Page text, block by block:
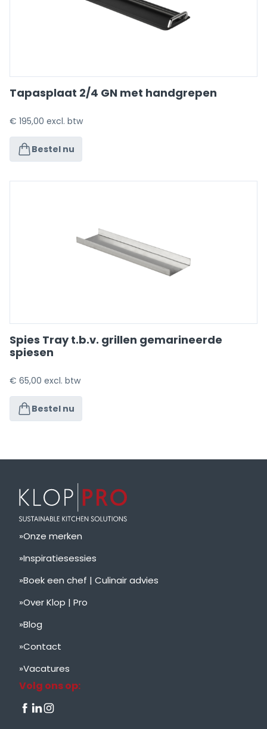
Tapasplaat 2/4 GN met handgrepen
€ 195,00 excl. btw
Bestel nu
Spies Tray t.b.v. grillen gemarineerde
spiesen
€ 65,00 excl. btw
Bestel nu
Onze merken
Inspiratiesessies
Boek een chef | Culinair advies
Over Klop | Pro
Blog
Contact
Vacatures
Volg ons op: